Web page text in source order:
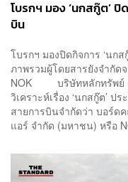
โบรกฯ มอง ‘นกสกู๊ต’
บิน
โบรกฯ มองปิดกิจการ ‘นก
ภาพรวมผู้โดยสารยังจำกั
NOK บริษัทหลักทรัพย์ (บ
วิเคราะห์เรื่อง ‘นกสกู๊ต’
สายการบินจำกัดว่า บอร์ด
แอร์ จำกัด (มหาชน) หรือ